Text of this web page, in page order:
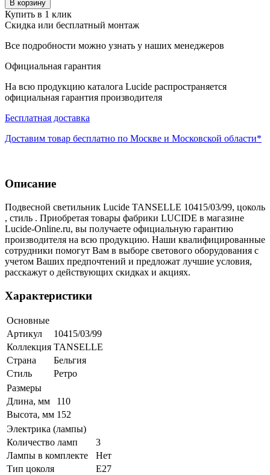
В корзину
Купить в 1 клик
Скидка или бесплатный монтаж
Все подробности можно узнать у наших менеджеров
Официальная гарантия
На всю продукцию каталога Lucide распространяется
официальная гарантия производителя
Бесплатная доставка
Доставим товар бесплатно по Москве и Московской области*
Описание
Подвесной светильник Lucide TANSELLE 10415/03/99, цоколь
, стиль . Приобретая товары фабрики LUCIDE в магазине
Lucide-Online.ru, вы получаете официальную гарантию
производителя на всю продукцию. Наши квалифицированные
сотрудники помогут Вам в выборе светового оборудования с
учетом Ваших предпочтений и предложат лучшие условия,
расскажут о действующих скидках и акциях.
Характеристики
Основные
Артикул
10415/03/99
Коллекция TANSELLE
Страна
Бельгия
Стиль
Ретро
Размеры
Длина, мм
110
Высота, мм 152
Электрика (лампы)
Количество ламп
3
Лампы в комплекте
Нет
Тип цоколя
E27